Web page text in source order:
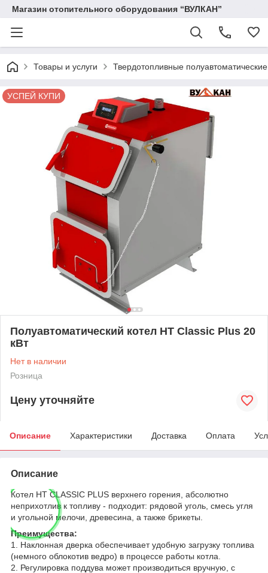
Магазин отопительного оборудования “ВУЛКАН”
Товары и услуги Твердотопливные
УСПЕЙ КУПИ
Полуавтоматический котел HT Classic Plus 20
кВт
Нет в наличии
Розница
Цену уточняйте
Описание Характеристики Доставка Оплата
Описание
Котел HT CLASSIC PLUS верхнего горения, абсолютно
неприхотлив к топливу - подходит: рядовой уголь, смесь угля
и угольной мелочи, древесина, а также брикеты.
Преимущества:
1. Наклонная дверка обеспечивает удобную загрузку топлива
(немного облокотив ведро) в процессе работы котла.
2. Регулировка поддува может производиться вручную, с